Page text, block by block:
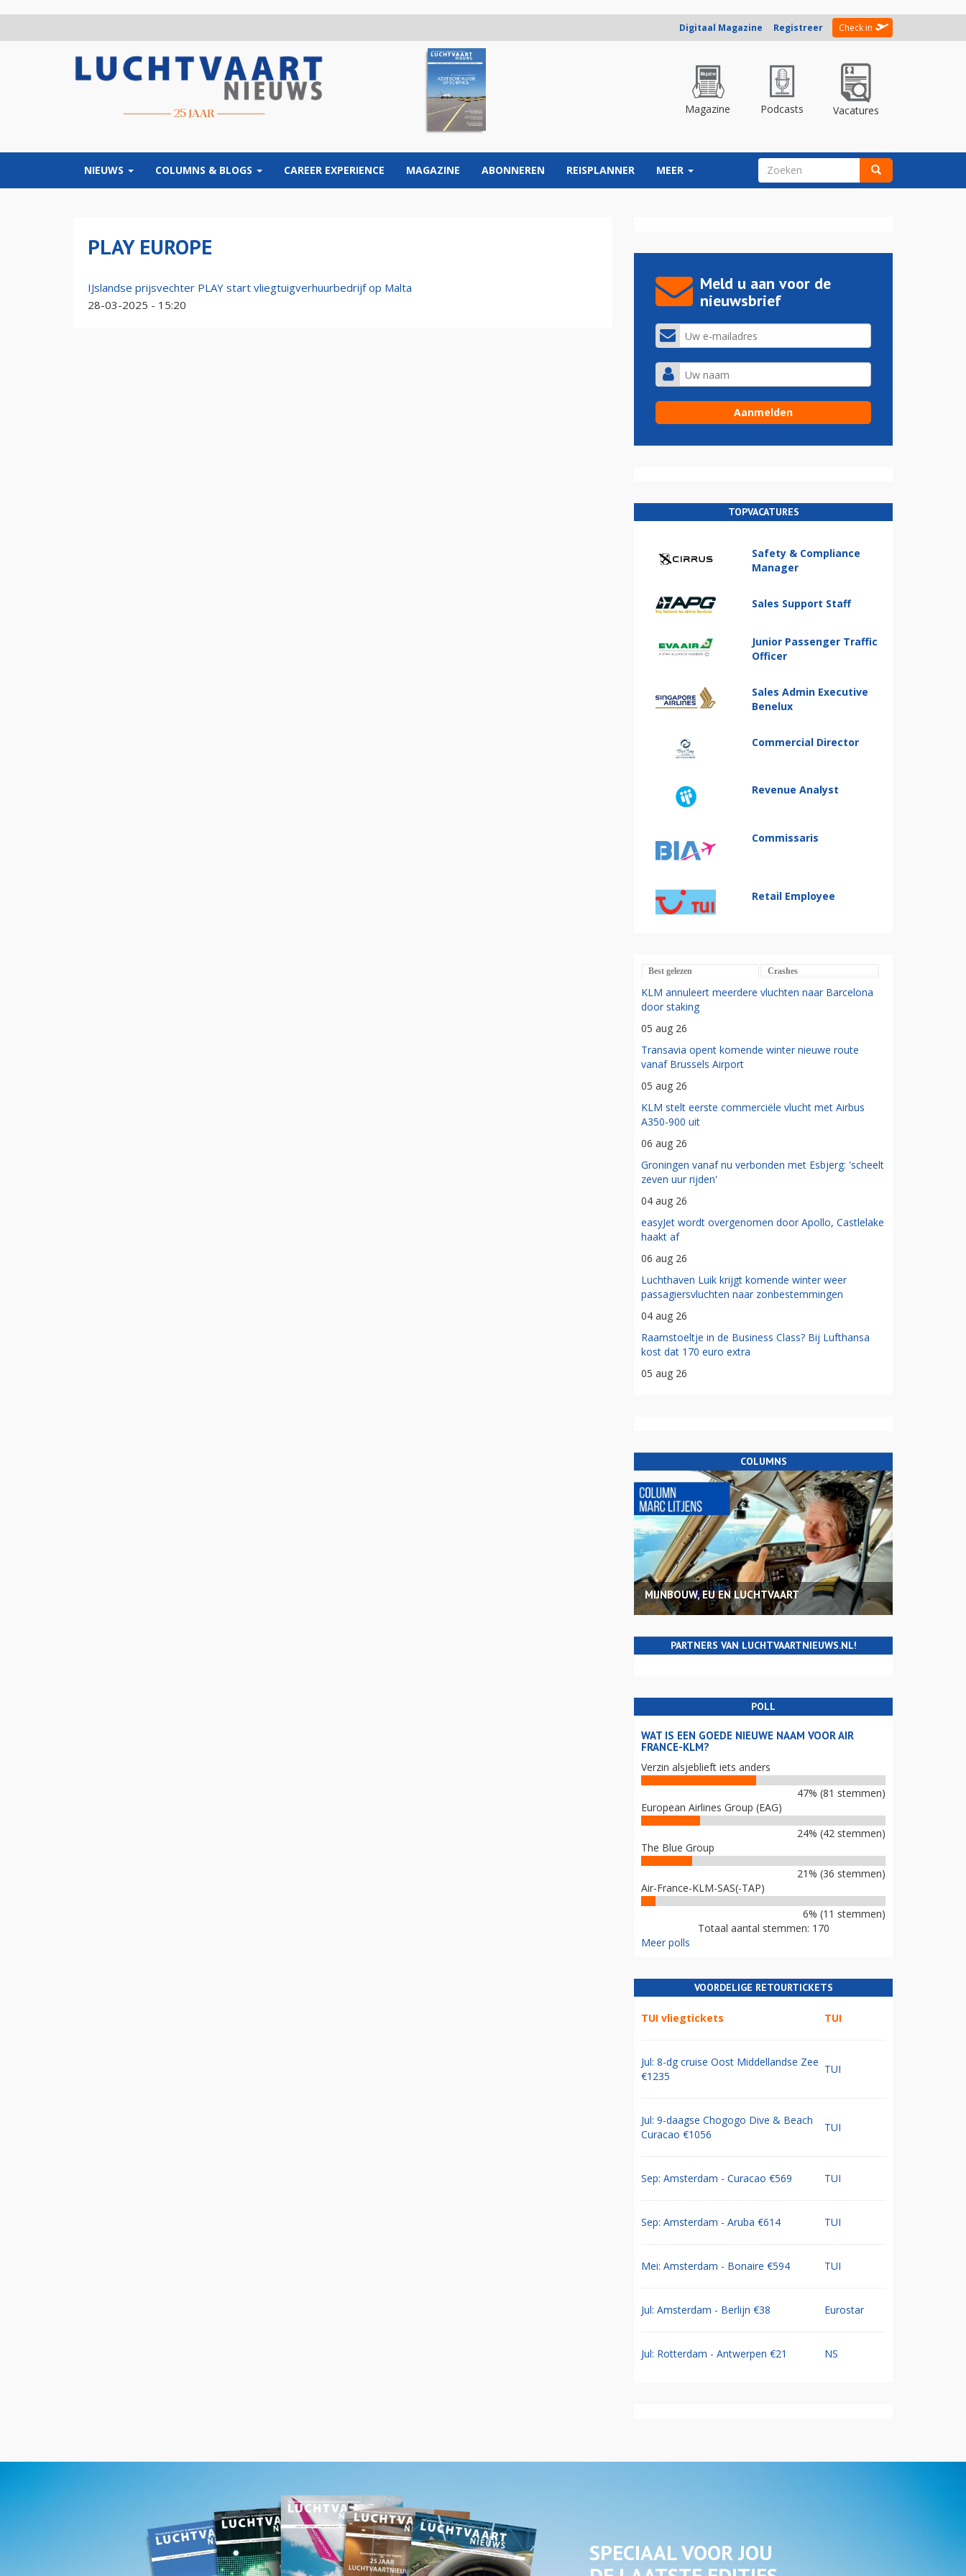
Digitaal Magazine Registreer Check in
Magazine Podcasts Vacatures
NIEUWS COLUMNS & BLOGS CAREER EXPERIENCE MAGAZINE ABONNEREN REISPLANNER MEER ZOEKVELD
PLAY EUROPE
IJslandse prijsvechter PLAY start vliegtuigverhuurbedrijf op Malta
28-03-2025 - 15:20
Meld u aan voor de
nieuwsbrief
TOPVACATURES
Safety & Compliance
Manager
Sales Support Staff
Junior Passenger Traffic
Officer
Sales Admin Executive
Benelux
Commercial Director
Revenue Analyst
Commissaris
Retail Employee
Best gelezen Crashes
KLM annuleert meerdere vluchten naar Barcelona
door staking
05 aug 26
Transavia opent komende winter nieuwe route
vanaf Brussels Airport
05 aug 26
KLM stelt eerste commerciële vlucht met Airbus
A350-900 uit
06 aug 26
Groningen vanaf nu verbonden met Esbjerg: 'scheelt
zeven uur rijden'
04 aug 26
easyJet wordt overgenomen door Apollo, Castlelake
haakt af
06 aug 26
Luchthaven Luik krijgt komende winter weer
passagiersvluchten naar zonbestemmingen
04 aug 26
Raamstoeltje in de Business Class? Bij Lufthansa
kost dat 170 euro extra
05 aug 26
COLUMNS
MIJNBOUW, EU EN LUCHTVAART
PARTNERS VAN LUCHTVAARTNIEUWS.NL!
POLL
WAT IS EEN GOEDE NIEUWE NAAM VOOR AIR
FRANCE-KLM?
Verzin alsjeblieft iets anders
47% (81 stemmen)
European Airlines Group (EAG)
24% (42 stemmen)
The Blue Group
21% (36 stemmen)
Air-France-KLM-SAS(-TAP)
6% (11 stemmen)
Totaal aantal stemmen: 170
Meer polls
VOORDELIGE RETOURTICKETS
TUI vliegtickets TUI
Jul: 8-dg cruise Oost Middellandse Zee
€1235
TUI
Jul: 9-daagse Chogogo Dive & Beach
Curacao €1056
TUI
Sep: Amsterdam - Curacao €569 TUI
Sep: Amsterdam - Aruba €614 TUI
Mei: Amsterdam - Bonaire €594 TUI
Jul: Amsterdam - Berlijn €38 Eurostar
Jul: Rotterdam - Antwerpen €21 NS
SPECIAAL VOOR JOU